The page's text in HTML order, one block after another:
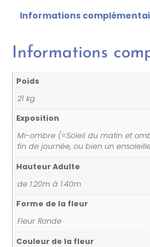
Informations
Informations
Poids
21 kg
Exposition
Mi-ombre (=Soleil du matin et
fin de journée, ou bien un
Hauteur Adulte
de 1.20m à 1.40m
Forme de la fleur
Fleur Ronde
Couleur de la fleur